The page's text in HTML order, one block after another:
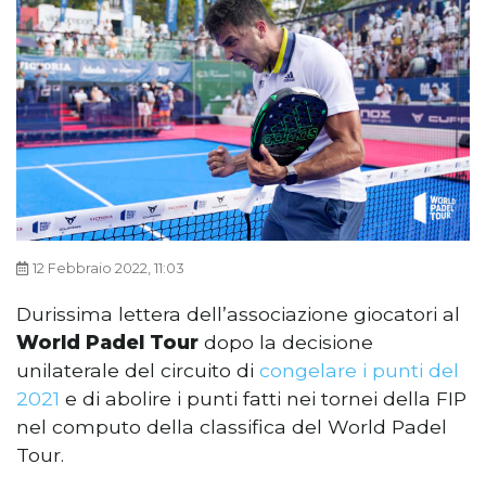
12 Febbraio 2022, 11:03
Durissima lettera dell’associazione giocatori al
World Padel Tour dopo la decisione
unilaterale del circuito di congelare i punti del
2021 e di abolire i punti fatti nei tornei della FIP
nel computo della classifica del World Padel
Tour.